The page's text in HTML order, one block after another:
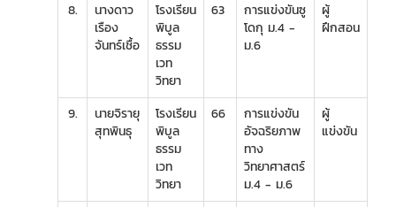
8.
นางดาว
เรือง
จันทร์เชื้อ
โรงเรียน
พิบูล
ธรรม
เวท
วิทยา
63
การแข่งขันซู
โดกุ ม.4 -
ม.6
ผู้
ฝึกสอน
9.
นายจิรายุ
สุทพินธุ
โรงเรียน
พิบูล
ธรรม
เวท
วิทยา
66
การแข่งขัน
อัจฉริยภาพ
ทาง
วิทยาศาสตร์
ม.4 - ม.6
ผู้
แข่งขัน